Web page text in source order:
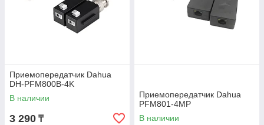
Приемопередатчик Dahua
DH-PFM800B-4K
В наличии
3 290 ₸
Приемопередатчик Dahua
PFM801-4MP
В наличии